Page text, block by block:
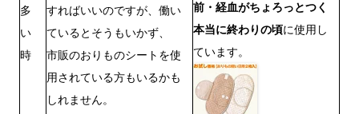
多
い
時
すればいいのですが、働い
ているとそうもいかず、
市販のおりものシートを使
用されている方もいるかも
しれません。
前・経血がちょろっとつく
本当に終わりの頃に使用し
ています。